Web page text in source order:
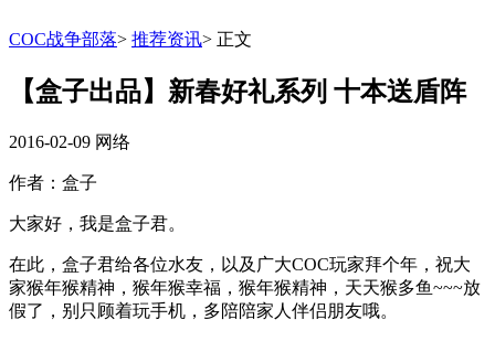
COC战争部落> 推荐资讯> 正文
【盒子出品】新春好礼系列 十本送盾阵
2016-02-09 网络
作者：盒子
大家好，我是盒子君。
在此，盒子君给各位水友，以及广大COC玩家拜个年，祝大
家猴年猴精神，猴年猴幸福，猴年猴精神，天天猴多鱼~~~放
假了，别只顾着玩手机，多陪陪家人伴侣朋友哦。